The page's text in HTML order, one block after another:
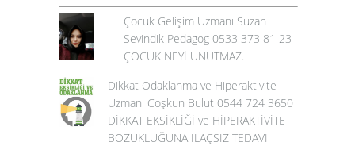
Çocuk Gelişim Uzmanı Suzan
Sevindik Pedagog 0533 373 81 23
ÇOCUK NEYİ UNUTMAZ.
Dikkat Odaklanma ve Hiperaktivite
Uzmanı Coşkun Bulut 0544 724 3650
DİKKAT EKSİKLİĞİ ve HİPERAKTİVİTE
BOZUKLUĞUNA İLAÇSIZ TEDAVİ